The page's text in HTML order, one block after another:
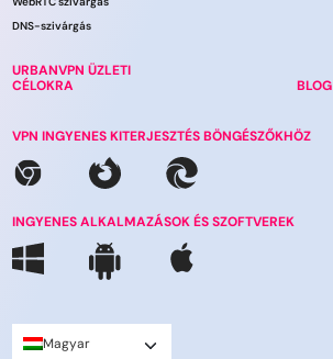
DNS-szivárgás
URBANVPN ÜZLETI
CÉLOKRA
BLOG
VPN INGYENES KITERJESZTÉS BÖNGÉSZŐKHÖZ
INGYENES ALKALMAZÁSOK ÉS SZOFTVEREK
Magyar